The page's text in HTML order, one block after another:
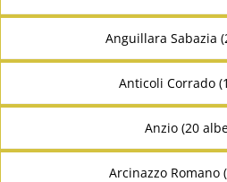
Anguillara Sabazia
Anticoli Corrado
Anzio (20
Arcinazzo Romano